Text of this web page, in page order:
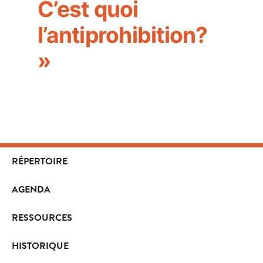
C’est quoi
l’antiprohibition?
»
RÉPERTOIRE
AGENDA
RESSOURCES
HISTORIQUE